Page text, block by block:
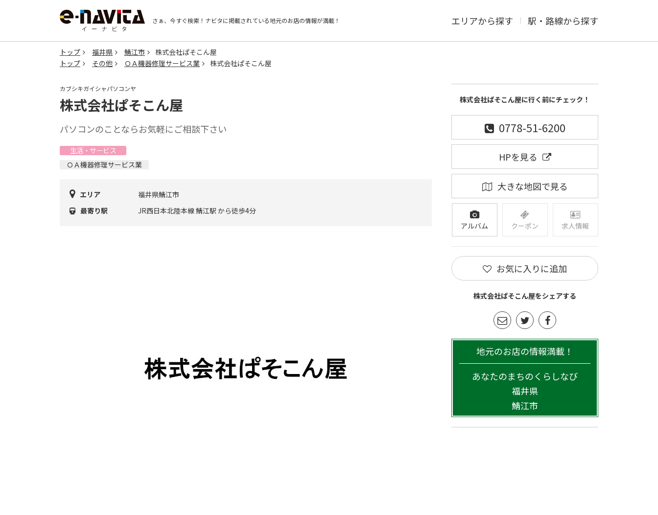
さぁ、今すぐ検索！ ナビタに掲載されている地元のお店の情報が満載！ エリアから探す 駅・路線から探す
トップ 福井県 鯖江市
株式会社ぱそこん屋
トップ
その他 ＯＡ機器修理サービス業 株式会社ぱそこん屋
カブシキガイシャパソコンヤ
株式会社ぱそこん屋
パソコンのことならお気軽にご相談下さい
生活・サービス
ＯＡ機器修理サービス業
エリア
福井県鯖江市
最寄り駅
JR西日本北陸本線 鯖江駅 から徒歩4分
株式会社ぱそこん屋に行く前にチェック！
0778-51-6200
HPを見る
大きな地図で見る
アルバム クーポン 求人情報
お気に入りに追加
株式会社ぱそこん屋をシェアする
地元のお店の情報満載！
あなたのまちのくらしなび
福井県
鯖江市